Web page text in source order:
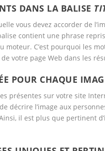
DANS LA BALISE
vous devez accorder de
contient une phrase
moteur. C’est pourquoi les
votre page Web dans les
POUR CHAQUE
présentes sur votre site
décrire l’image aux
il est plus que pertinent